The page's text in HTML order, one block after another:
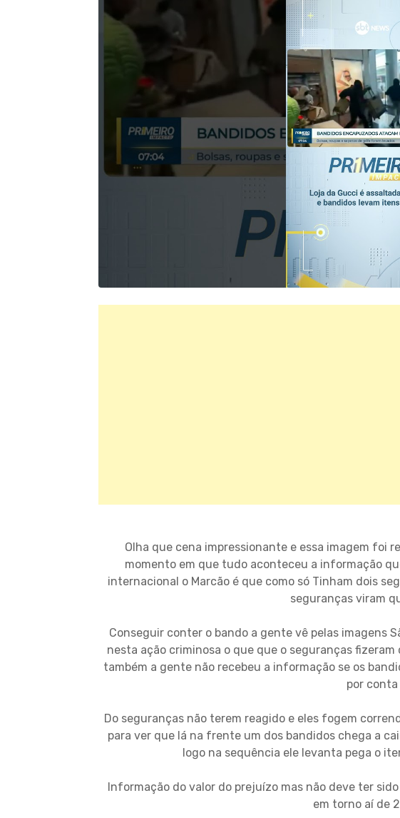
Olha que cena impressionante e essa imagem foi
momento em que tudo aconteceu a informação
internacional o Marcão é que como só Tinham dois
seguranças viram
Conseguir conter o bando a gente vê pelas imagens
nesta ação criminosa o que que o seguranças
também a gente não recebeu a informação se os
por conta
Do seguranças não terem reagido e eles fogem
para ver que lá na frente um dos bandidos chega a
logo na sequência ele levanta pega o
Informação do valor do prejuízo mas não deve ter
em torno aí de